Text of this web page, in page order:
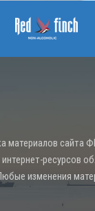
материалов сайта
ресурсов
изменения